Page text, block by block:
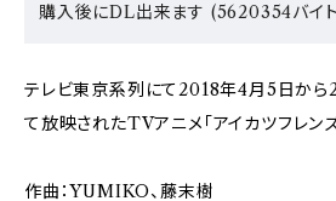
購入後にDL出来ます (5620354バイ
テレビ東京系列にて2018年4月5日か
て放映されたTVアニメ「アイカツフレンズ
作曲：YUMIKO、藤末樹